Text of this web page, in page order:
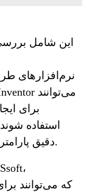
این شامل
نرم‌افزارهای
برای
استفاده
دقیق پارامترهای عملکرد چرخ‌دنده را فراهم می‌کنند.